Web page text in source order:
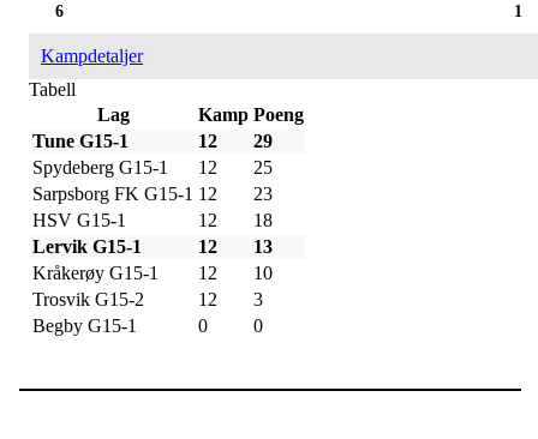
1
6
Kampdetaljer
Tabell
Lag
Kamp Poeng
Tune G15-1
12
29
Spydeberg G15-1
12
25
Sarpsborg FK G15-1 12
23
HSV G15-1
12
18
Lervik G15-1
12
13
Kråkerøy G15-1
12
10
Trosvik G15-2
12
3
Begby G15-1
0 0